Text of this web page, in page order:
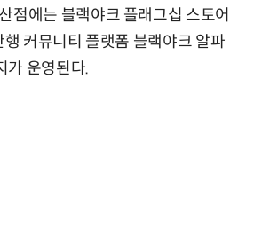
점에는 블랙야크 플래그십 스토어
행 커뮤니티 플랫폼 블랙야크 알파
가 운영된다.